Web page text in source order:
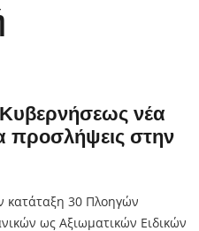
νέα
προσλήψεις στην
κατάταξη 30 Πλοηγών
ως Αξιωματικών Ειδικών